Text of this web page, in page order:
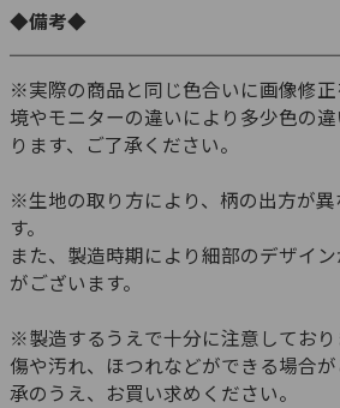
◆備考◆
※実際の商品と同じ色合いに画像修
境やモニターの違いにより多少色の
ります、ご了承ください。
※生地の取り方により、柄の出方が異
す。
また、製造時期により細部のデザイ
がございます。
※製造するうえで十分に注意してお
傷や汚れ、ほつれなどができる場合
承のうえ、お買い求めください。